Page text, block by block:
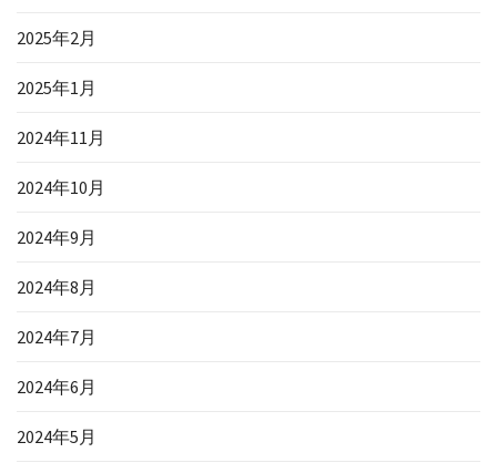
2025年2月
2025年1月
2024年11月
2024年10月
2024年9月
2024年8月
2024年7月
2024年6月
2024年5月